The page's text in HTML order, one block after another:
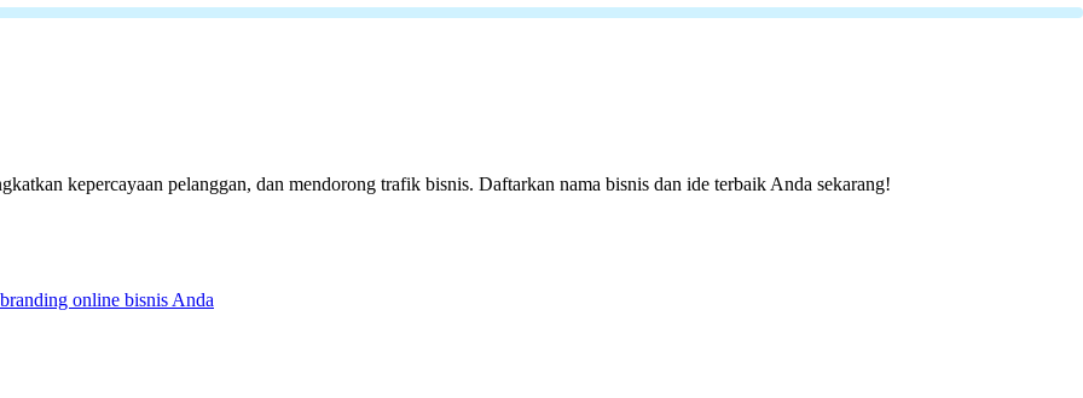
kepercayaan pelanggan, dan mendorong trafik bisnis. Daftarkan nama bisnis dan ide terbaik Anda sekarang!
online bisnis Anda